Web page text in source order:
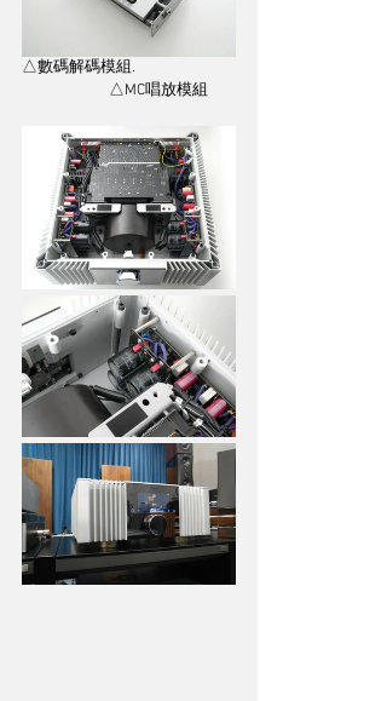
△數碼解碼模組.
                        △MC唱放模組